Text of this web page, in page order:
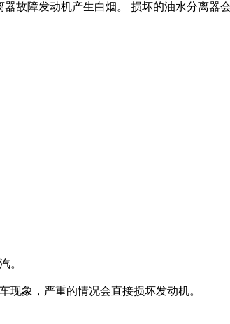
故障发动机产生白烟。 损坏的油水分离
。
现象，严重的情况会直接损坏发动机。